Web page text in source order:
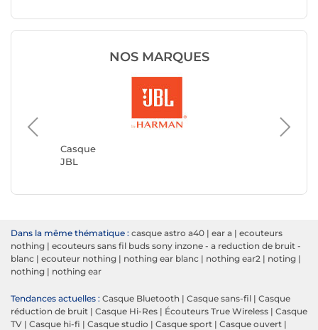
NOS MARQUES
Casque
JBL
Casque
JVC
Dans la même thématique : casque astro a40 | ear a | ecouteurs
nothing | ecouteurs sans fil buds sony inzone - a reduction de bruit -
blanc | ecouteur nothing | nothing ear blanc | nothing ear2 | noting |
nothing | nothing ear
Tendances actuelles : Casque Bluetooth | Casque sans-fil | Casque
réduction de bruit | Casque Hi-Res | Écouteurs True Wireless | Casque
TV | Casque hi-fi | Casque studio | Casque sport | Casque ouvert |